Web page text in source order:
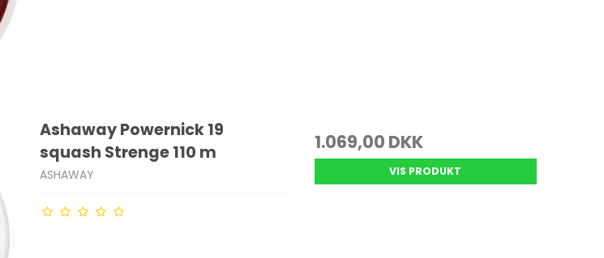
Ashaway Powernick 19
squash Strenge 110 m
ASHAWAY
1.069,00 DKK
VIS PRODUKT